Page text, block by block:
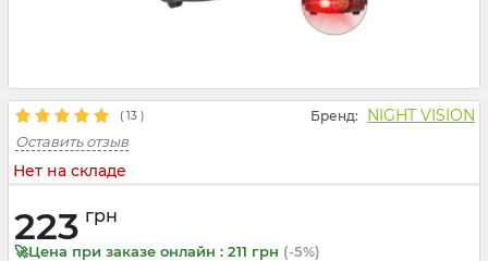
( 13 ) Бренд: NIGHT VISION
Оставить отзыв
Нет на складе
223 грн
🚀Цена при заказе онлайн : 211 грн (-5%)